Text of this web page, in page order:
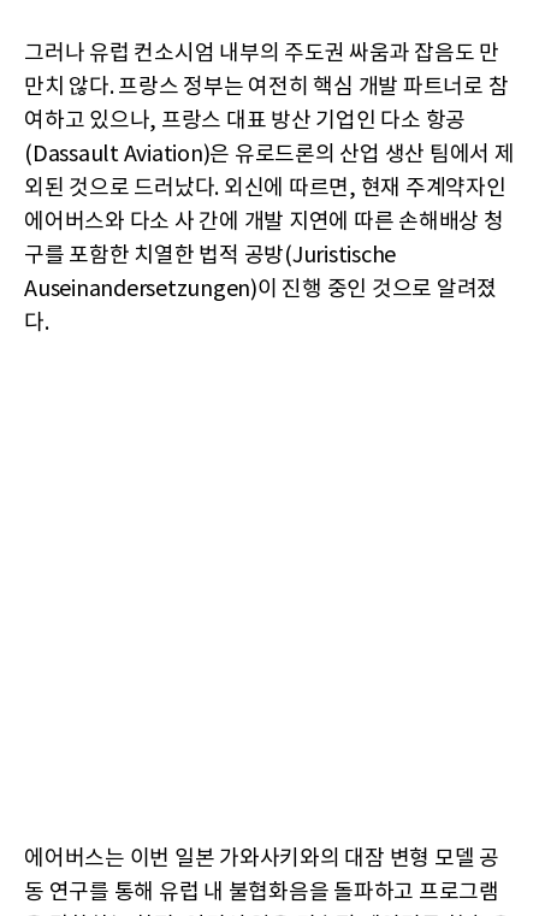
그러나 유럽 컨소시엄 내부의 주도권 싸움과 잡음도 만
만치 않다. 프랑스 정부는 여전히 핵심 개발 파트너로 참
여하고 있으나, 프랑스 대표 방산 기업인 다소 항공
(Dassault Aviation)은 유로드론의 산업 생산 팀에서 제
외된 것으로 드러났다. 외신에 따르면, 현재 주계약자인
에어버스와 다소 사 간에 개발 지연에 따른 손해배상 청
구를 포함한 치열한 법적 공방(Juristische
Auseinandersetzungen)이 진행 중인 것으로 알려졌
다.
에어버스는 이번 일본 가와사키와의 대잠 변형 모델 공
동 연구를 통해 유럽 내 불협화음을 돌파하고 프로그램